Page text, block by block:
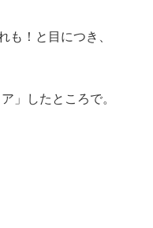
も！と目につき、
」したところで。